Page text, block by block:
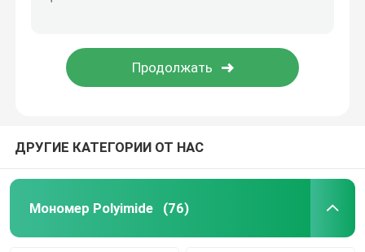
ДРУГИЕ КАТЕГОРИИ ОТ НАС
Мономер Polyimide (76)